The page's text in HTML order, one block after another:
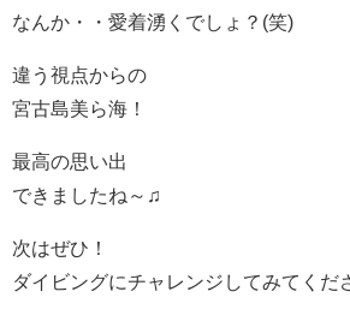
なんか・・愛着湧くでしょ？(笑)
違う視点からの
宮古島美ら海！
最高の思い出
できましたね～♫
次はぜひ！
ダイビングにチャレンジしてみてく